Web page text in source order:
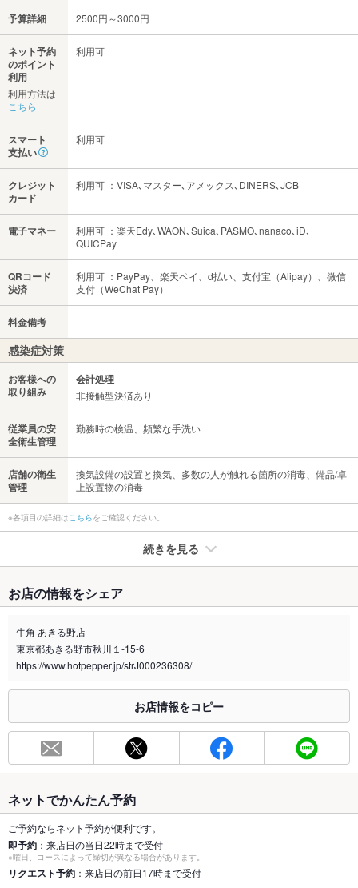
予算詳細 2500円～3000円
ネット予約
のポイント
利用
利用方法は
こちら
利用可
スマート
支払い
利用可
クレジット
カード
利用可 ：VISA､マスター､アメックス､DINERS､JCB
電子マネー
利用可 ：楽天Edy､WAON､Suica､PASMO､nanaco､iD､
QUICPay
QRコード
決済
利用可 ：PayPay、楽天ペイ、d払い、支付宝（Alipay）、微信
支付（WeChat Pay）
料金備考 －
感染症対策
お客様への
取り組み
会計処理
非接触型決済あり
従業員の安
全衛生管理
勤務時の検温、頻繁な手洗い
店舗の衛生
管理
換気設備の設置と換気、多数の人が触れる箇所の消毒、備品/卓
上設置物の消毒
※各項目の詳細は こちらをご確認ください。
続きを見る
禁煙・喫煙 全席禁煙
喫煙専用室 なし
※2020年4月1日～受動喫煙対策に関する法律が施行されています。正しい情報はお店へお問い
総席数 58席
最大宴会収
50人
個室 なし
座敷 なし
掘りごたつ あり
お店の情報をシェア
牛角 あきる野店
東京都あきる野市秋川１-15-6
https://www.hotpepper.jp/strJ000236308/
お店情報をコピー
ネットでかんたん予約
ご予約ならネット予約が便利です。
即予約 ：来店日の当日22時まで受付
※曜日、コースによって締切が異なる場合があります。
リクエスト予約 ：来店日の前日17時まで受付